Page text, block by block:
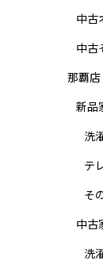
中古
中古
那覇店
新品
洗
テ
そ
中古
洗